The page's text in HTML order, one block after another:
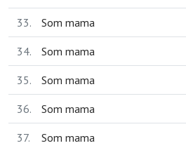
33. Som mama
34. Som mama
35. Som mama
36. Som mama
37. Som mama